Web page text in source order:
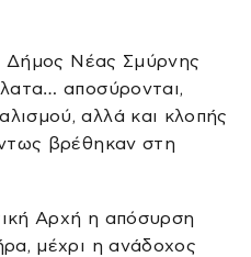
Δήμος Νέας Σμύρνης
αποσύρονται,
αλλά και κλοπής
βρέθηκαν στη
Αρχή η απόσυρση
μέχρι η ανάδοχος